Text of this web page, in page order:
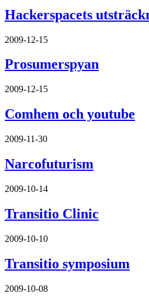
Hackerspacets
2009-12-15
Prosumerspyan
2009-12-15
Comhem och youtube
2009-11-30
Narcofuturism
2009-10-14
Transitio Clinic
2009-10-10
Transitio symposium
2009-10-08